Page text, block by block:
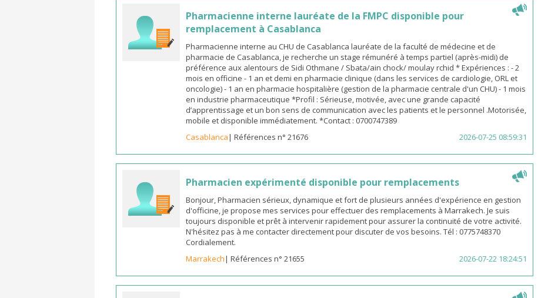
Pharmacienne interne lauréate de la FMPC disponible pour
remplacement à Casablanca
Pharmacienne interne au CHU de Casablanca lauréate de la faculté de médecine et de
pharmacie de Casablanca, je recherche un stage rémunéré à temps partiel (après-midi) de
préférence aux alentours de Sidi Othmane / Sbata/ain chock/ moulay rchid * Expériences : - 2
mois en officine - 1 an et demi en pharmacie clinique (dans les services de cardiologie, ORL et
oncologie) - 1 an en pharmacie hospitalière (gestion de la pharmacie centrale d'un CHU) - 1 mois
en industrie pharmaceutique *Profil : Sérieuse, motivée, avec une grande capacité
d’apprentissage et un bon sens de communication avec les patients et le personnel .Motorisée,
mobile et disponible immédiatement. *Contact : 0700747389
Casablanca| Références n° 21676 2026-07-25 08:59:31
Pharmacien expérimenté disponible pour remplacements
Bonjour, Pharmacien sérieux, dynamique et fort de plusieurs années d'expérience en gestion
d'officine, je propose mes services pour effectuer des remplacements à Marrakech. Je suis
toujours disponible et prêt à intervenir rapidement pour assurer la continuité de votre activité.
N'hésitez pas à me contacter directement pour discuter de vos besoins. Tél : 0775748370
Cordialement.
Marrakech| Références n° 21655 2026-07-22 18:24:51